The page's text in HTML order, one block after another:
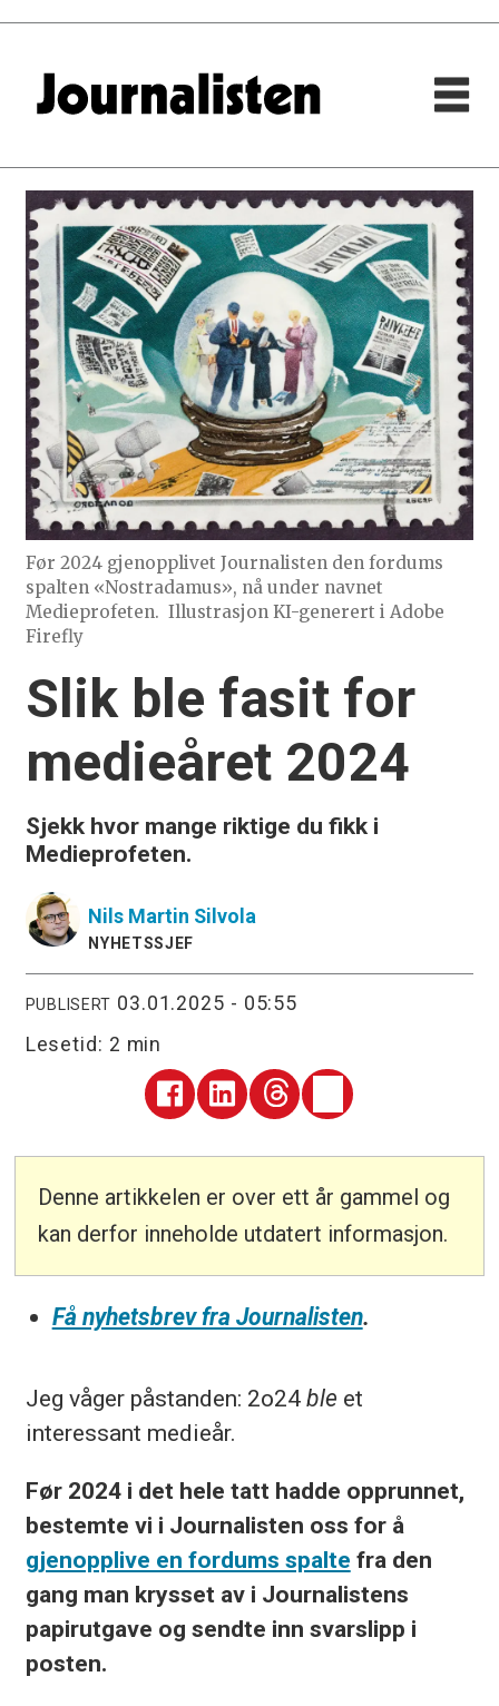
Før 2024 gjenopplivet Journalisten den fordums
spalten «Nostradamus», nå under navnet
Medieprofeten. Illustrasjon KI-generert i Adobe
Firefly
Slik ble fasit for
medieåret 2024
Sjekk hvor mange riktige du fikk i
Medieprofeten.
Nils Martin Silvola
NYHETSSJEF
PUBLISERT
03.01.2025 - 05:55
Lesetid: 2 min
Denne artikkelen er over ett år gammel og
kan derfor inneholde utdatert informasjon.
Få nyhetsbrev fra Journalisten.
Jeg våger påstanden: 2o24 ble et
interessant medieår.
Før 2024 i det hele tatt hadde opprunnet,
bestemte vi i Journalisten oss for å
gjenopplive en fordums spalte fra den
gang man krysset av i Journalistens
papirutgave og sendte inn svarslipp i
posten.